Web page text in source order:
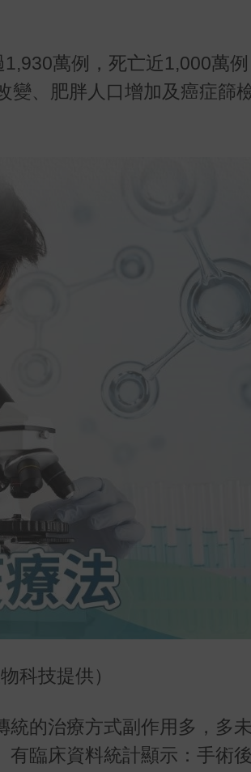
萬例，死亡近1,000萬
變、肥胖人口增加及癌症篩
科技提供）
的治療方式副作用多，多
有臨床資料統計顯示：手術